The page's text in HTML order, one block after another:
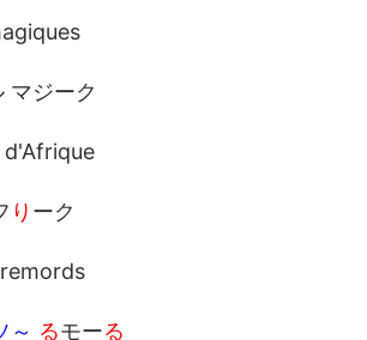
マジーク
り ーク
～ るモーる